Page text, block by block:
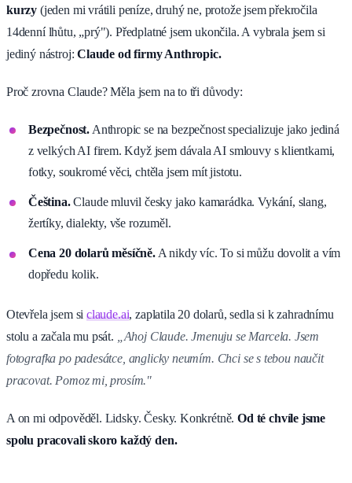
kurzy (jeden mi vrátili peníze, druhý ne, protože jsem překročila
14denní lhůtu, „prý"). Předplatné jsem ukončila. A vybrala jsem si
jediný nástroj:Claude od firmy Anthropic.
Proč zrovna Claude? Měla jsem na to tři důvody:
Bezpečnost. Anthropic se na bezpečnost specializuje jako jediná
z velkých AI firem. Když jsem dávala AI smlouvy s klientkami,
fotky, soukromé věci, chtěla jsem mít jistotu.
Čeština.Claude mluvil česky jako kamarádka. Vykání, slang,
žertíky, dialekty, vše rozuměl.
Cena 20 dolarů měsíčně.A nikdy víc. To si můžu dovolit a vím
dopředu kolik.
Otevřela jsem siclaude.ai, zaplatila 20 dolarů, sedla si k zahradnímu
stolu a začala mu psát.
„Ahoj Claude. Jmenuju se Marcela. Jsem
fotografka po padesátce, anglicky neumím. Chci se s tebou naučit
pracovat. Pomoz mi, prosím."
A on mi odpověděl. Lidsky. Česky. Konkrétně.Od té chvíle jsme
spolu pracovali skoro každý den.